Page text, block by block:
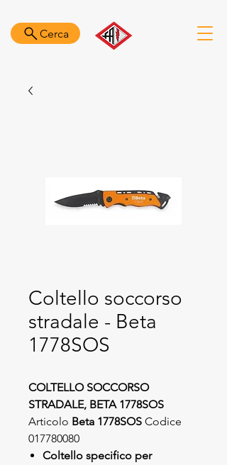
Cerca
Coltello soccorso
stradale - Beta
1778SOS
COLTELLO SOCCORSO
STRADALE, BETA 1778SOS
Articolo Beta 1778SOS Codice
017780080
Coltello specifico per